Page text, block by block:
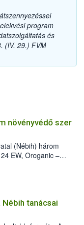
program
és
(IV. 29.) FVM
növényvédő szer
(Nébih) három
EW, Oroganic –
követően,
elleni további
kiszerelésben kiskerti
termesztésben is
tanácsai